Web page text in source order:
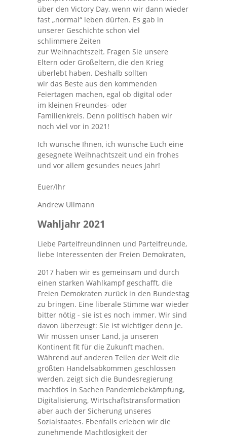
über den Victory Day, wenn wir dann wieder
fast „normal“ leben dürfen. Es gab in
unserer Geschichte schon viel
schlimmere Zeiten
zur Weihnachtszeit. Fragen Sie unsere
Eltern oder Großeltern, die den Krieg
überlebt haben. Deshalb sollten
wir das Beste aus den kommenden
Feiertagen machen, egal ob digital oder
im kleinen Freundes- oder
Familienkreis. Denn politisch haben wir
noch viel vor in 2021!
Ich wünsche Ihnen, ich wünsche Euch eine
gesegnete Weihnachtszeit und ein frohes
und vor allem gesundes neues Jahr!
Euer/Ihr
Andrew Ullmann
Wahljahr 2021
Liebe Parteifreundinnen und Parteifreunde,
liebe Interessenten der Freien Demokraten,
2017 haben wir es gemeinsam und durch
einen starken Wahlkampf geschafft, die
Freien Demokraten zurück in den Bundestag
zu bringen. Eine liberale Stimme war wieder
bitter nötig - sie ist es noch immer. Wir sind
davon überzeugt: Sie ist wichtiger denn je.
Wir müssen unser Land, ja unseren
Kontinent fit für die Zukunft machen.
Während auf anderen Teilen der Welt die
größten Handelsabkommen geschlossen
werden, zeigt sich die Bundesregierung
machtlos in Sachen Pandemiebekämpfung,
Digitalisierung, Wirtschaftstransformation
aber auch der Sicherung unseres
Sozialstaates. Ebenfalls erleben wir die
zunehmende Machtlosigkeit der